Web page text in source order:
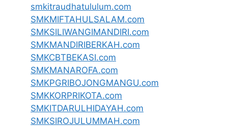
smkitraudhatululum.com
SMKMIFTAHULSALAM.com
SMKSILIWANGIMANDIRI.com
SMKMANDIRIBERKAH.com
SMKCBTBEKASI.com
SMKMANAROFA.com
SMKPGRIBOJONGMANGU.com
SMKKORPRIKOTA.com
SMKITDARULHIDAYAH.com
SMKSIROJULUMMAH.com